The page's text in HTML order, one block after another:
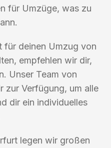
für Umzüge, was zu
für deinen Umzug von
empfehlen wir dir,
Unser Team von
zur Verfügung, um alle
dir ein individuelles
legen wir großen